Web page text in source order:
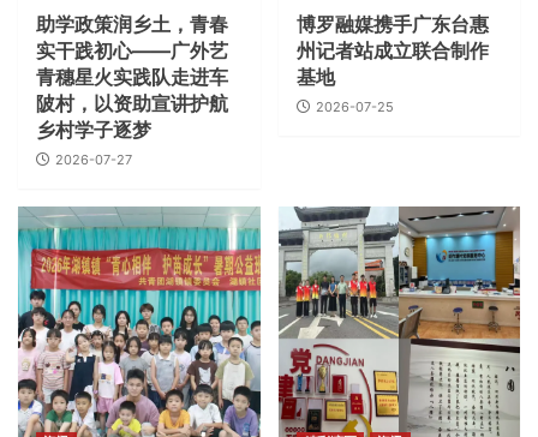
助学政策润乡土，青春
实干践初心——广外艺
青穗星火实践队走进车
陂村，以资助宣讲护航
乡村学子逐梦
2026-07-27
博罗融媒携手广东台惠
州记者站成立联合制作
基地
2026-07-25